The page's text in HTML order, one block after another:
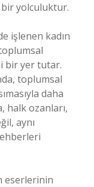
bir yolculuktur.
işlenen kadın
bir yer tutar.
toplumsal
daha
halk ozanları,
aynı
eserlerinin